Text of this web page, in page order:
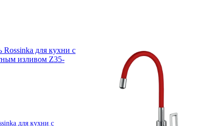
для кухни с